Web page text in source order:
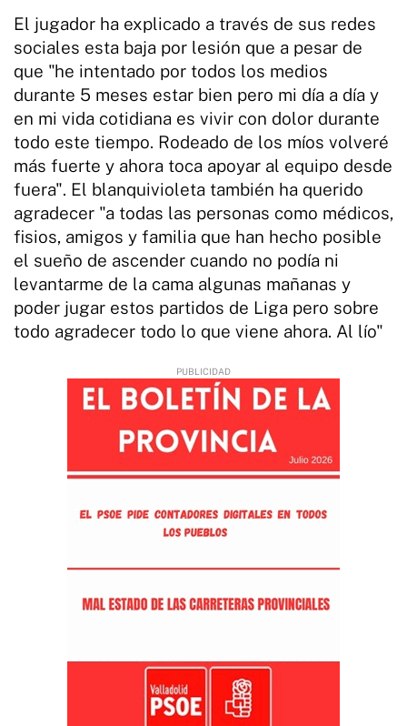
El jugador ha explicado a través de sus redes
sociales esta baja por lesión que a pesar de
que "he intentado por todos los medios
durante 5 meses estar bien pero mi día a día y
en mi vida cotidiana es vivir con dolor durante
todo este tiempo. Rodeado de los míos volveré
más fuerte y ahora toca apoyar al equipo desde
fuera". El blanquivioleta también ha querido
agradecer "a todas las personas como médicos,
fisios, amigos y familia que han hecho posible
el sueño de ascender cuando no podía ni
levantarme de la cama algunas mañanas y
poder jugar estos partidos de Liga pero sobre
todo agradecer todo lo que viene ahora. Al lío"